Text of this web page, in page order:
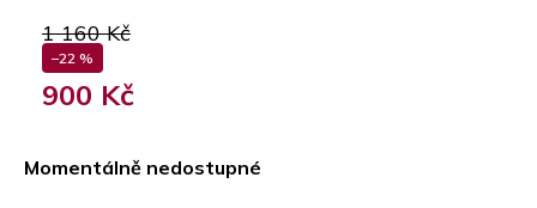
1 160 Kč
–22 %
900 Kč
Momentálně nedostupné